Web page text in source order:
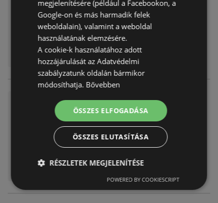
Lejárat dátuma: 2026.04.12
XXXLutz akciós
Akciós újság már nem érvényes
Lejárat dátuma: 2026.04.04
megjelenítésére (például a Facebookon, a
Google-on és más harmadik felek
weboldalain), valamint a weboldal
használatának elemzésére.
A cookie-k használatához adott
hozzájárulását az Adatvédelmi
szabályzatunk oldalán bármikor
módosíthatja. Bővebben
ÖSSZES ELFOGADÁSA
ÖSSZES ELUTASÍTÁSA
RÉSZLETEK MEGJELENÍTÉSE
POWERED BY COOKIESCRIPT